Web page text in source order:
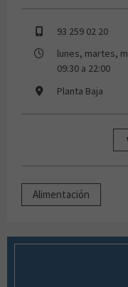
93 259 02 20
lunes, martes,
09:30 a 22:00
Planta Baja
Alimentación